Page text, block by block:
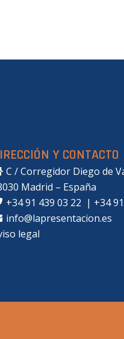
Y CONTACTO
C / Corregidor Diego de
Madrid – España
+34 91 439 03 22 | +34
info@lapresentacion.es
legal